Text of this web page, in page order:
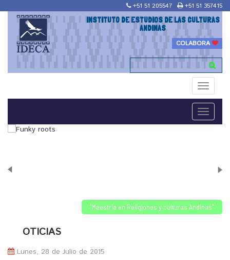
+51 51 205547 +51 51 357415
INSTITUTO DE ESTUDIOS DE LAS CULTURAS
ANDINAS
COLABORA
Toggle
Toggle
"Maestría en Religiones y culturas Andinas"
OTICIAS
Lunes, 28 de Julio de 2015